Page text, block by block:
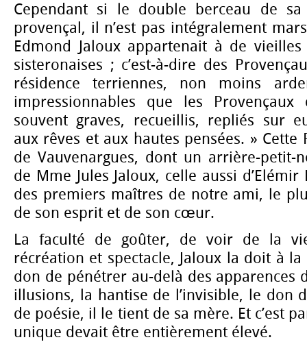
Cependant si le double berceau de sa
provençal, il n’est pas intégralement
Edmond Jaloux appartenait à de
sisteronaises ; c’est-à-dire des
résidence terriennes, non moins
impressionnables que les
souvent graves, recueillis, repliés sur
aux rêves et aux hautes pensées. » Cette
de Vauvenargues, dont un arrière-petit-
de Mme Jules Jaloux, celle aussi
des premiers maîtres de notre ami, le
de son esprit et de son cœur.
La faculté de goûter, de voir de la
récréation et spectacle, Jaloux la doit à
don de pénétrer au-delà des apparences
illusions, la hantise de l’invisible, le don
de poésie, il le tient de sa mère. Et c’est
unique devait être entièrement élevé.